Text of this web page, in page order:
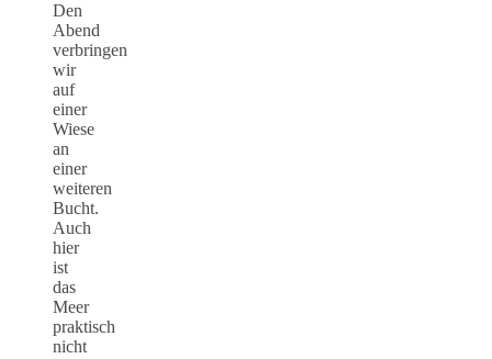
Den
Abend
verbringen
wir
auf
einer
Wiese
an
einer
weiteren
Bucht.
Auch
hier
ist
das
Meer
praktisch
nicht